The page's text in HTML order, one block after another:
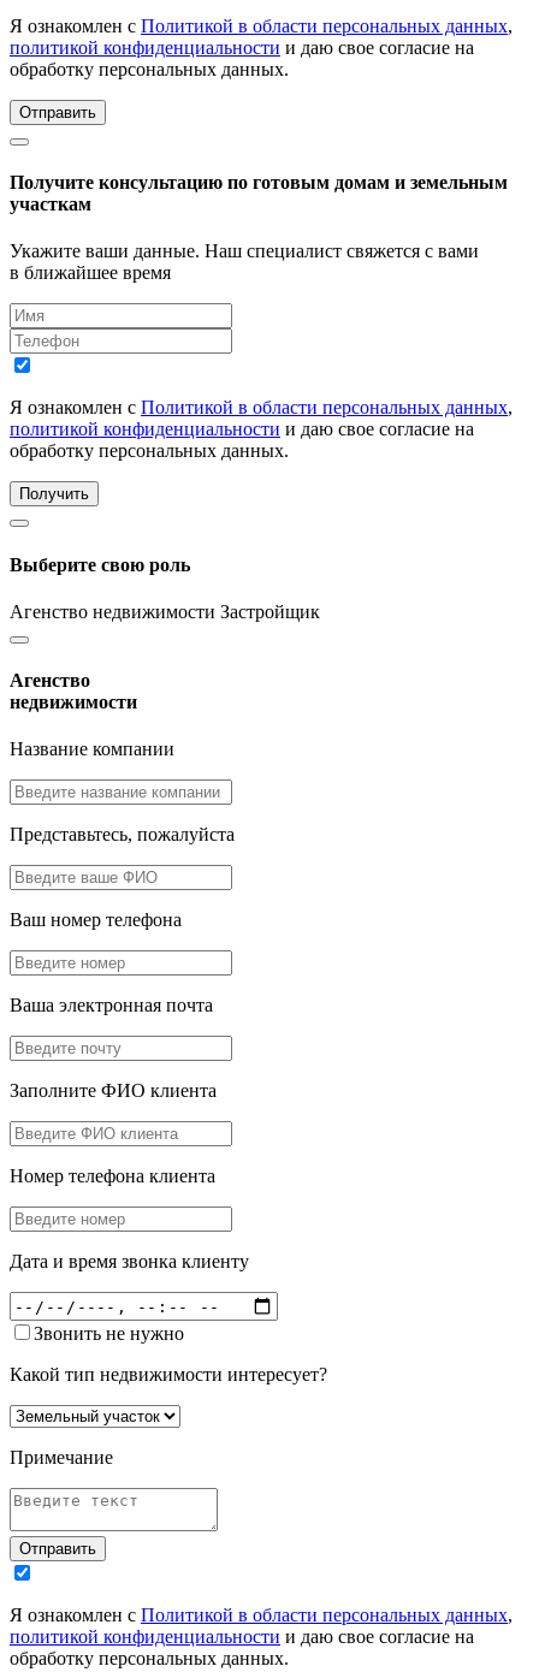
Я ознакомлен с Политикой в области персональных данных,
политикой конфиденциальности и даю свое согласие на
обработку персональных данных.
Отправить
Получите консультацию по готовым домам и земельным
участкам
Укажите ваши данные. Наш специалист свяжется с вами
в ближайшее время
Я ознакомлен с Политикой в области персональных данных,
политикой конфиденциальности и даю свое согласие на
обработку персональных данных.
Получить
Выберите свою роль
Агенство недвижимости Застройщик
Агенство
недвижимости
Название компании
Представьтесь, пожалуйста
Ваш номер телефона
Ваша электронная почта
Заполните ФИО клиента
Номер телефона клиента
Дата и время звонка клиенту
Звонить не нужно
Какой тип недвижимости интересует?
Примечание
Отправить
Я ознакомлен с Политикой в области персональных данных,
политикой конфиденциальности и даю свое согласие на
обработку персональных данных.